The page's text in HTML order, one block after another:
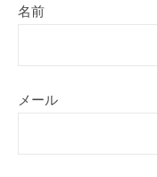
名前
メール